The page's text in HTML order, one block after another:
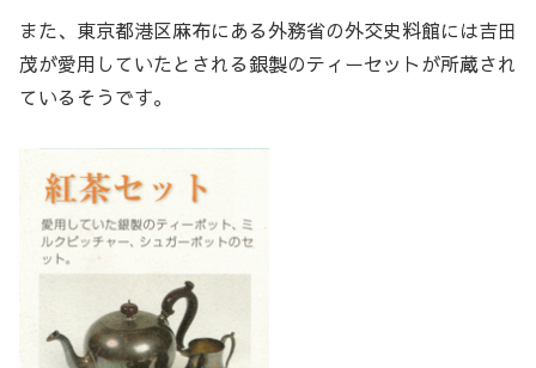
また、東京都港区麻布にある外務省の外交史料館には吉田
茂が愛用していたとされる銀製のティーセットが所蔵され
ているそうです。